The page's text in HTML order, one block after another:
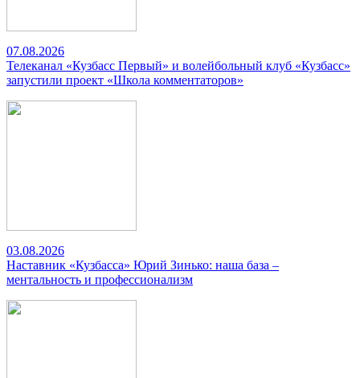
07.08.2026
Телеканал «Кузбасс Первый» и волейбольный клуб «Кузбасс»
запустили проект «Школа комментаторов»
03.08.2026
Наставник «Кузбасса» Юрий Зинько: наша база –
ментальность и профессионализм